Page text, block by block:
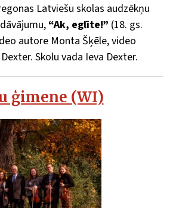
Latviešu skolas audzēkņu
“Ak, eglīte!” (18. gs.
autore Monta Šķēle, video
Skolu vada Ieva Dexter.
ģimene (WI)